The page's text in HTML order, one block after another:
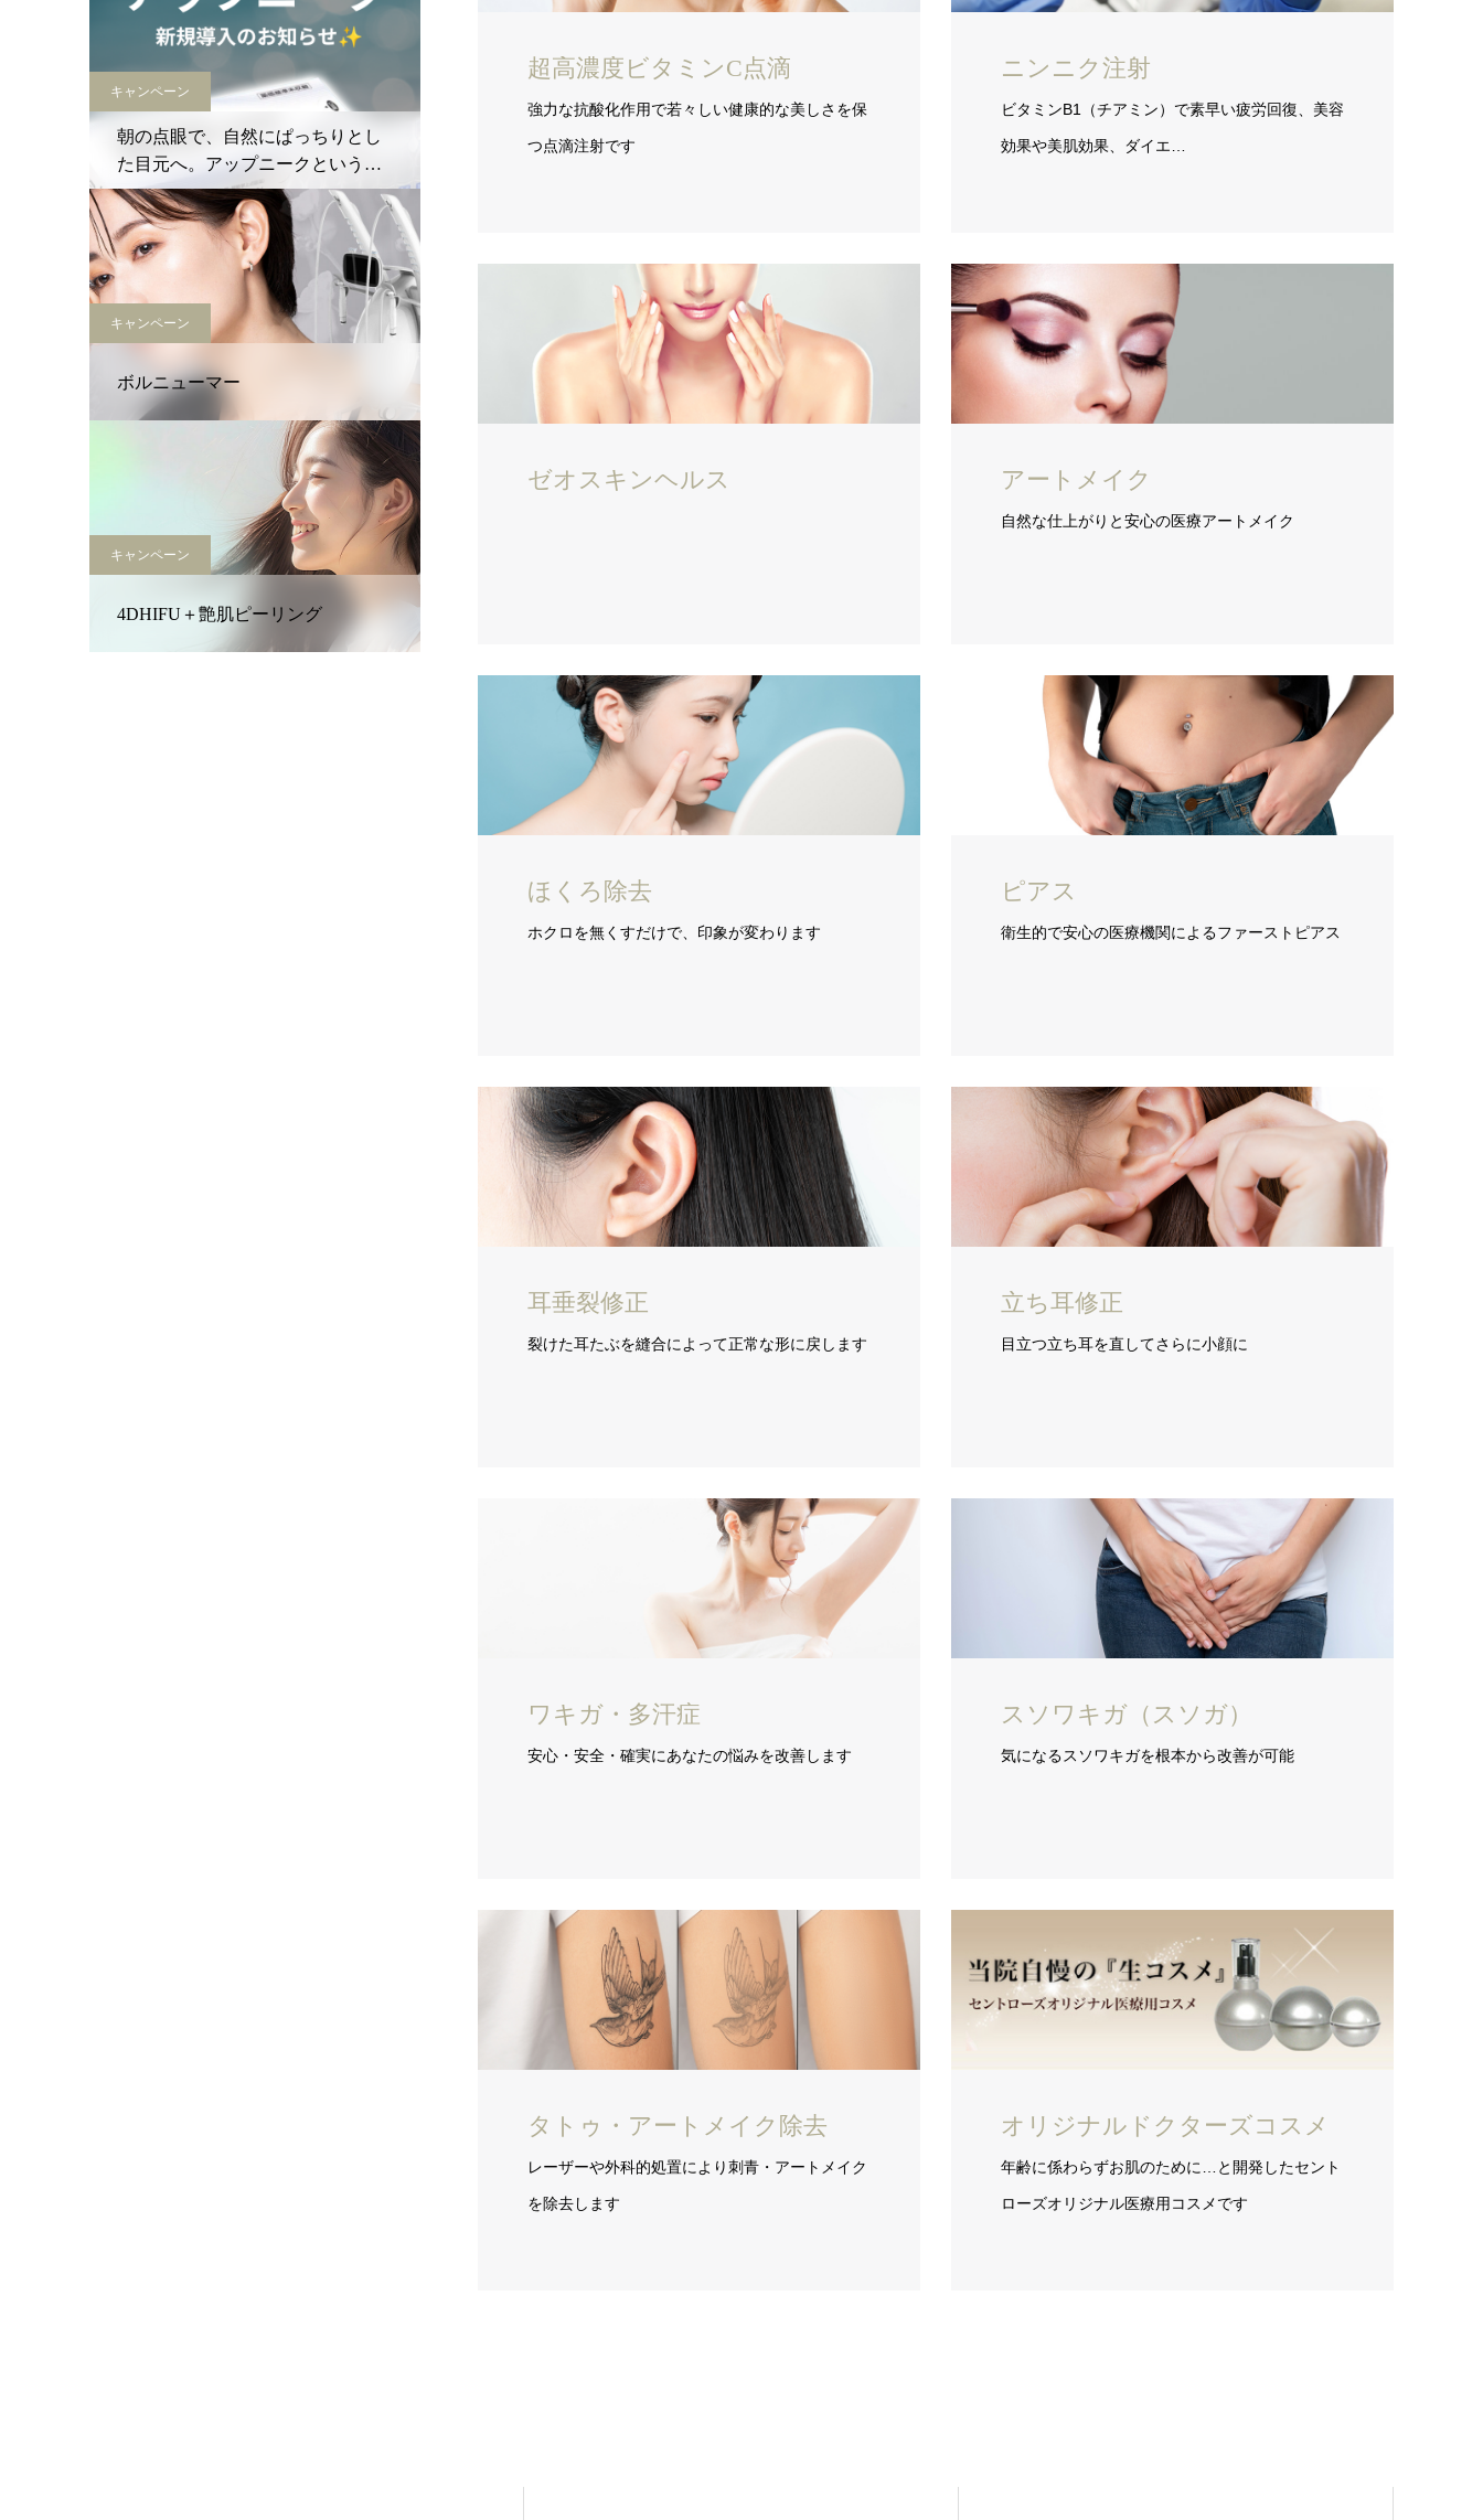
超高濃度ビタミンC点滴
強力な抗酸化作用で若々しい健康的な美しさを保
つ点滴注射です
ニンニク注射
ビタミンB1（チアミン）で素早い疲労回復、美容
効果や美肌効果、ダイエ…
ゼオスキンヘルス アートメイク
自然な仕上がりと安心の医療アートメイク
ほくろ除去
ホクロを無くすだけで、印象が変わります
ピアス
衛生的で安心の医療機関によるファーストピアス
耳垂裂修正
裂けた耳たぶを縫合によって正常な形に戻します
立ち耳修正
目立つ立ち耳を直してさらに小顔に
ワキガ・多汗症
安心・安全・確実にあなたの悩みを改善します
スソワキガ（スソガ）
気になるスソワキガを根本から改善が可能
タトゥ・アートメイク除去
レーザーや外科的処置により刺青・アートメイク
を除去します
オリジナルドクターズコスメ
年齢に係わらずお肌のために…と開発したセント
ローズオリジナル医療用コスメです
キャンペーン
朝の点眼で、自然にぱっちりとし
た目元へ。アップニークという新
しい選択肢
キャンペーン
ボルニューマー
キャンペーン
4DHIFU＋艶肌ピーリング